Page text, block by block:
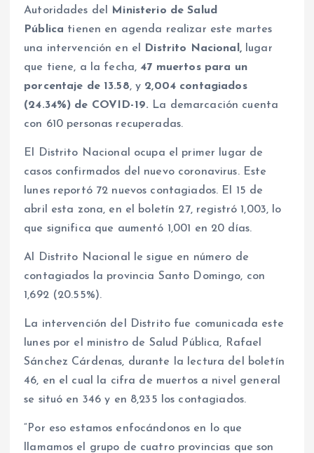
Autoridades del
Ministerio de Salud
Pública tienen en agenda realizar este martes
una intervención en el
Distrito Nacional,lugar
que tiene, a la fecha, 47 muertos para un
porcentaje de 13.58, y 2,004 contagiados
(24.34%) de COVID-19. La demarcación cuenta
con 610 personas recuperadas.
El Distrito Nacional ocupa el primer lugar de
casos confirmados del nuevo coronavirus. Este
lunes reportó 72 nuevos contagiados. El 15 de
abril esta zona, en el boletín 27, registró 1,003, lo
que significa que aumentó 1,001 en 20 días.
Al Distrito Nacional le sigue en número de
contagiados la provincia Santo Domingo, con
1,692 (20.55%).
La intervención del Distrito fue comunicada este
lunes por el ministro de Salud Pública, Rafael
Sánchez Cárdenas, durante la lectura del boletín
46, en el cual la cifra de muertos a nivel general
se situó en 346 y en 8,235 los contagiados.
“Por eso estamos enfocándonos en lo que
llamamos el grupo de cuatro provincias que son